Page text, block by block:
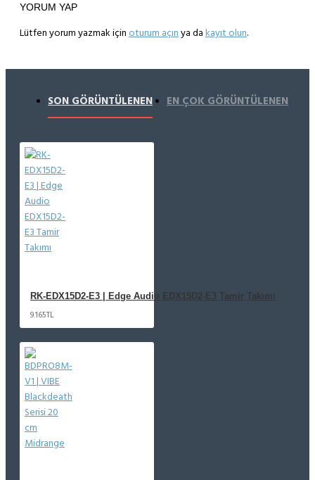
YORUM YAP
Lütfen yorum yazmak için oturum açın ya da kayıt olun.
SON GÖRÜNTÜLENEN EN ÇOK GÖRÜNTÜLENEN
RK-EDX15D2-E3 | Edge Audio EDX15D2-E3 Tamir Takımı
9.165TL